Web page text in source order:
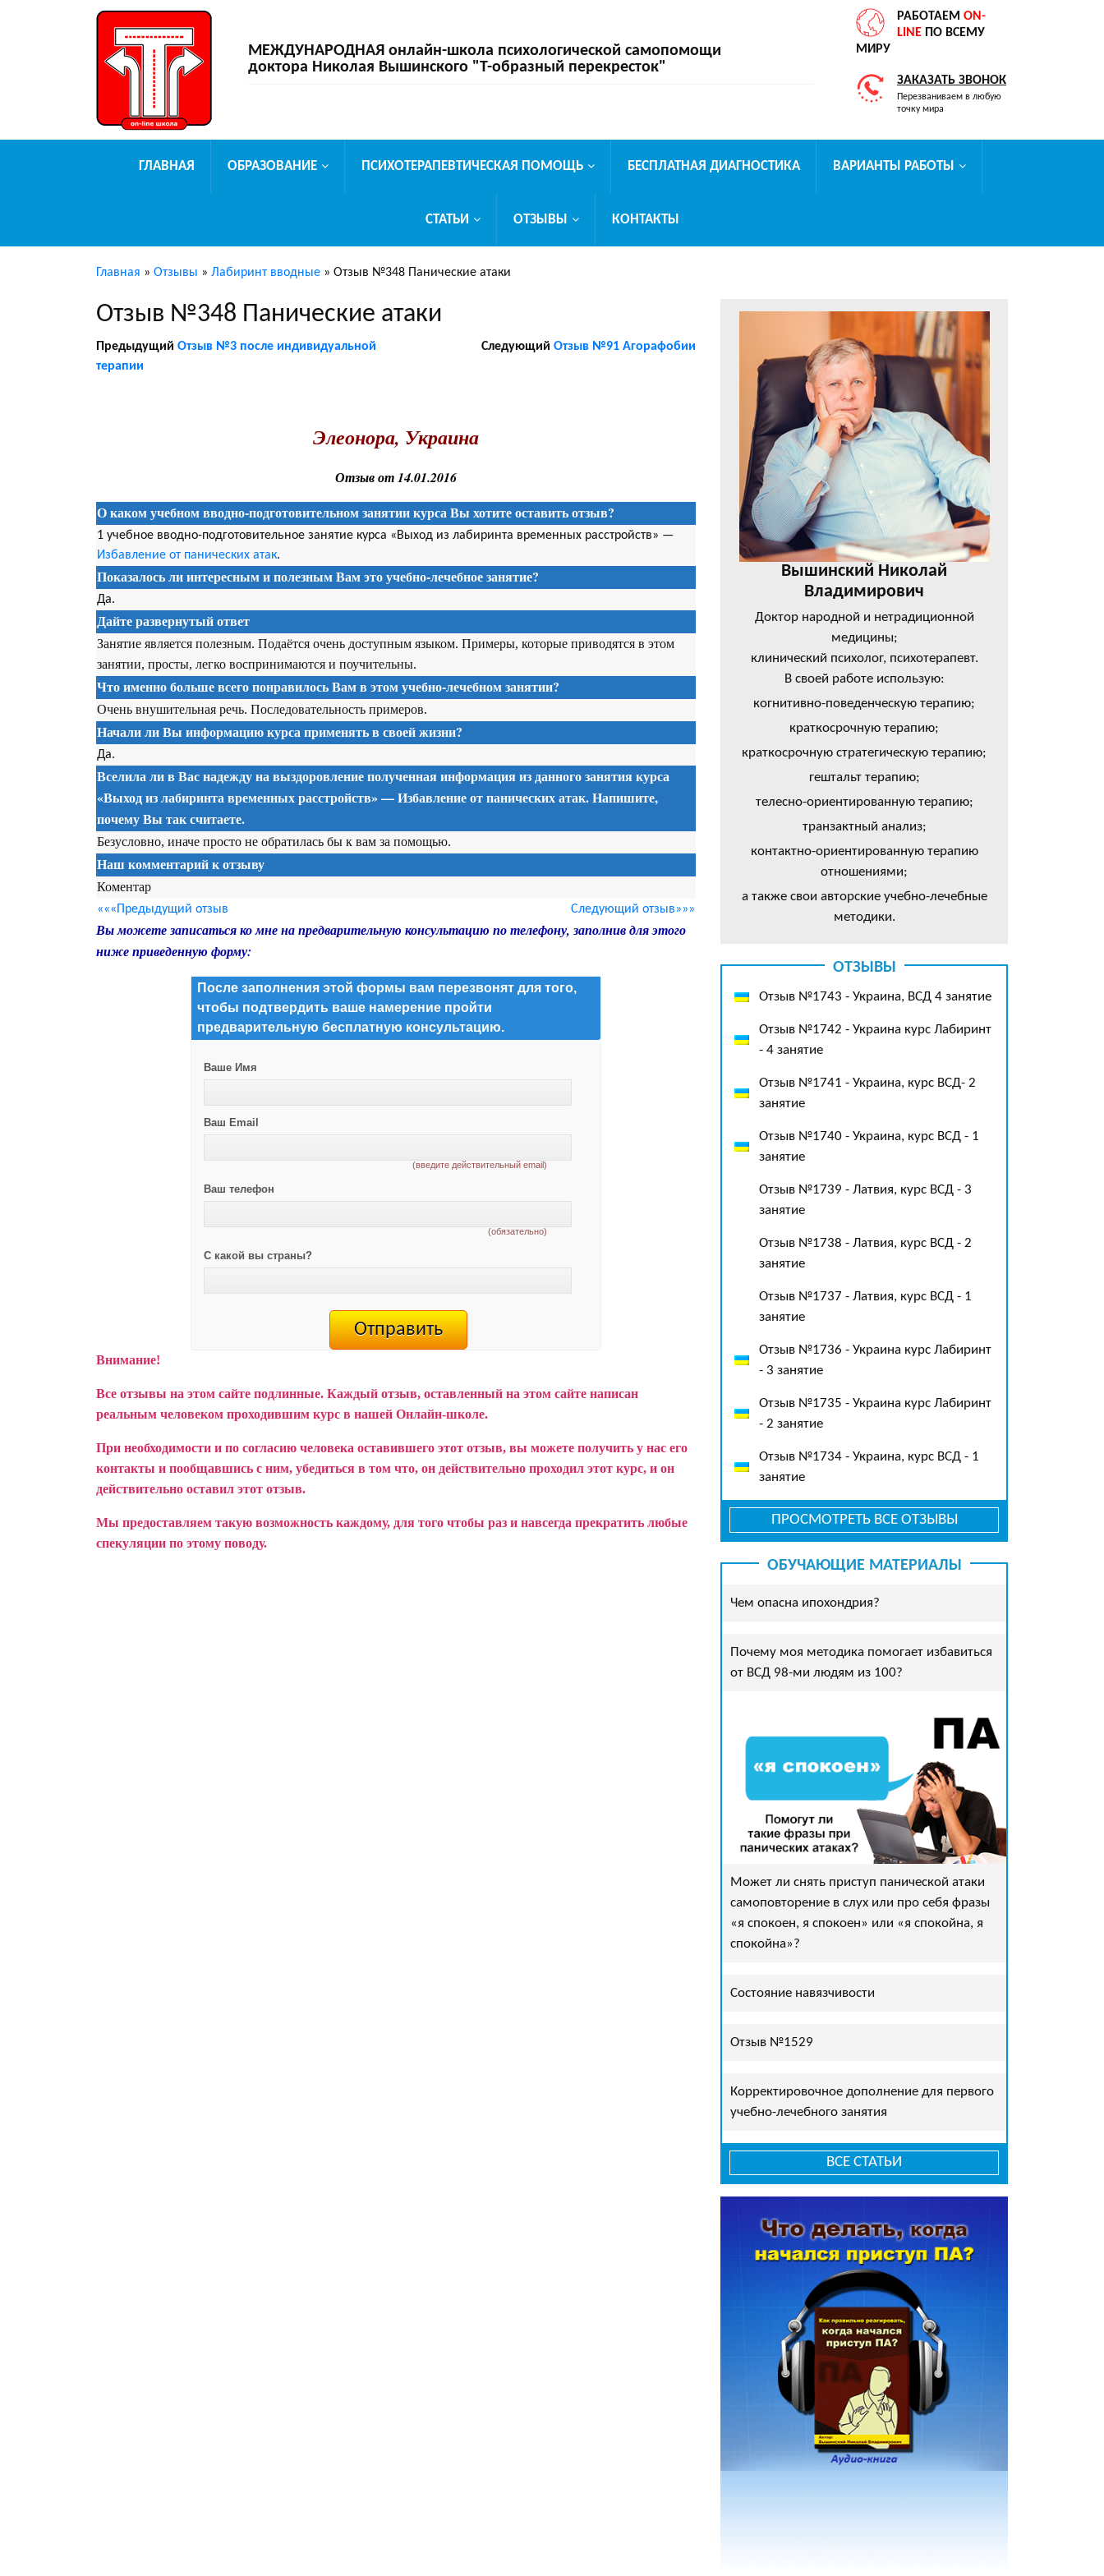
МЕЖДУНАРОДНАЯ онлайн-школа психологической самопомощи
доктора Николая Вышинского "Т-образный перекресток"
РАБОТАЕМ ON-
LINE ПО ВСЕМУ
МИРУ
ЗАКАЗАТЬ ЗВОНОК
Перезваниваем в любую
точку мира
ГЛАВНАЯ ОБРАЗОВАНИЕ ПСИХОТЕРАПЕВТИЧЕСКАЯ ПОМОЩЬ БЕСПЛАТНАЯ ДИАГНОСТИКА ВАРИАНТЫ РАБОТЫ
СТАТЬИ ОТЗЫВЫ КОНТАКТЫ
Главная » Отзывы » Лабиринт вводные » Отзыв №348 Панические атаки
Отзыв №348 Панические атаки
Предыдущий Отзыв №3 после индивидуальной
терапии
Следующий Отзыв №91 Агорафобии
Элеонора, Украина
Отзыв от 14.01.2016
О каком учебном вводно-подготовительном занятии курса Вы хотите оставить отзыв?
1 учебное вводно-подготовительное занятие курса «Выход из лабиринта временных расстройств» —
Избавление от панических атак.
Показалось ли интересным и полезным Вам это учебно-лечебное занятие?
Да.
Дайте развернутый ответ
Занятие является полезным. Подаётся очень доступным языком. Примеры, которые приводятся в этом
занятии, просты, легко воспринимаются и поучительны.
Что именно больше всего понравилось Вам в этом учебно-лечебном занятии?
Очень внушительная речь. Последовательность примеров.
Начали ли Вы информацию курса применять в своей жизни?
Да.
Вселила ли в Вас надежду на выздоровление полученная информация из данного занятиякурса
«Выход из лабиринта временных расстройств» — Избавление от панических атак. Напишите,
почему Вы так считаете.
Безусловно, иначе просто не обратилась бы к вам за помощью.
Наш комментарий к отзыву
Коментар
«««Предыдущий отзыв Следующий отзыв»»»
Вы можете записаться ко мне на предварительную консультацию по телефону, заполнив для этого
ниже приведенную форму:
После заполнения этой формы вам перезвонят для того,
чтобы подтвердить ваше намерение пройти
предварительную бесплатную консультацию.
Ваше Имя
Ваш Email
(введите действительный email)
Ваш телефон
(обязательно)
С какой вы страны?
Внимание!
Все отзывы на этом сайте подлинные. Каждый отзыв, оставленный на этом сайте написан
реальным человеком проходившим курс в нашей Онлайн-школе.
При необходимости и по согласию человека оставившего этот отзыв, вы можете получить у нас его
контакты и пообщавшись с ним, убедиться в том что, он действительно проходил этот курс, и он
действительно оставил этот отзыв.
Мы предоставляем такую возможность каждому, для того чтобы раз и навсегда прекратить любые
спекуляции по этому поводу.
Вышинский Николай
Владимирович
Доктор народной и нетрадиционной
медицины;
клинический психолог, психотерапевт.
В своей работе использую:
когнитивно-поведенческую терапию;
краткосрочную терапию;
краткосрочную стратегическую терапию;
гештальт терапию;
телесно-ориентированную терапию;
транзактный анализ;
контактно-ориентированную терапию
отношениями;
а также свои авторские учебно-лечебные
методики.
ОТЗЫВЫ
Отзыв №1743 - Украина, ВСД 4 занятие
Отзыв №1742 - Украина курс Лабиринт
- 4 занятие
Отзыв №1741 - Украина, курс ВСД- 2
занятие
Отзыв №1740 - Украина, курс ВСД - 1
занятие
Отзыв №1739 - Латвия, курс ВСД - 3
занятие
Отзыв №1738 - Латвия, курс ВСД - 2
занятие
Отзыв №1737 - Латвия, курс ВСД - 1
занятие
Отзыв №1736 - Украина курс Лабиринт
- 3 занятие
Отзыв №1735 - Украина курс Лабиринт
- 2 занятие
Отзыв №1734 - Украина, курс ВСД - 1
занятие
ПРОСМОТРЕТЬ ВСЕ ОТЗЫВЫ
ОБУЧАЮЩИЕ МАТЕРИАЛЫ
Чем опасна ипохондрия?
Почему моя методика помогает избавиться
от ВСД 98-ми людям из 100?
Может ли снять приступ панической атаки
самоповторение в слух или про себя фразы
«я спокоен, я спокоен» или «я спокойна, я
спокойна»?
Состояние навязчивости
Отзыв №1529
Корректировочное дополнение для первого
учебно-лечебного занятия
ВСЕ СТАТЬИ